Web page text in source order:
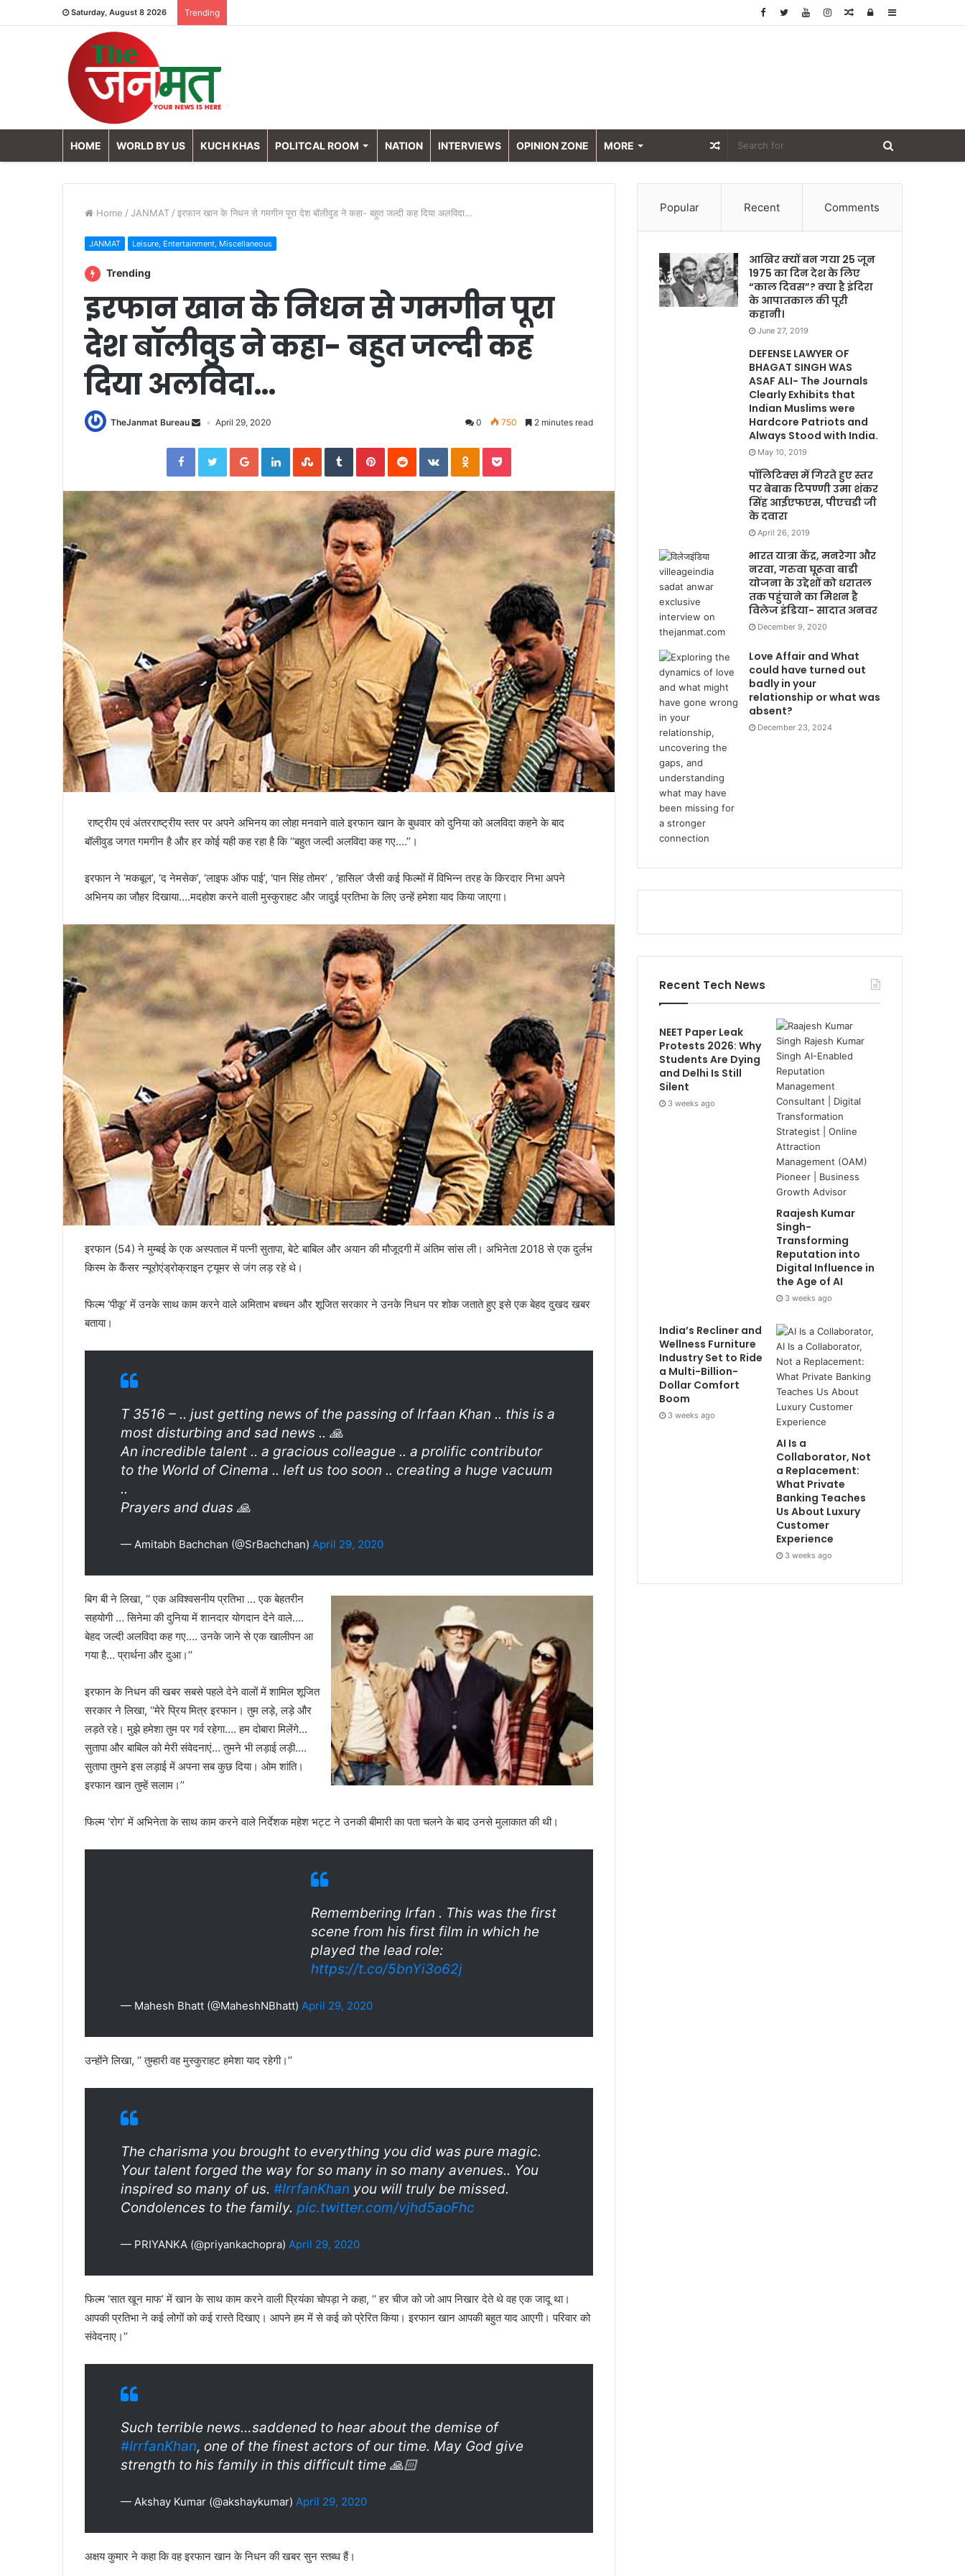
Saturday, August 8 2026 Trending Sidebar
Log
Random
HOME WORLD BY US KUCH KHAS POLITCAL ROOM NATION INTERVIEWS OPINION ZONE MORE Random
Home / JANMAT / इरफान खान के निधन से गमगीन पूरा देश बॉलीवुड ने कहा- बहुत जल्दी कह दिया अलविदा…
JANMAT Leisure, Entertainment, Miscellaneous
Trending
इरफान खान के निधन से गमगीन पूरा
देश बॉलीवुड ने कहा- बहुत जल्दी कह
दिया अलविदा…
TheJanmat Bureau April 29, 2020 0 750 2 minutes read
FacebookTwitterGoogle+LinkedInStumbleUpon
TumblrPinterestReddit VKontakteOdnoklassniki
Pocket
राष्ट्रीय एवं अंतरराष्ट्रीय स्तर पर अपने अभिनय का लोहा मनवाने वाले इरफान खान के बुधवार को दुनिया को अलविदा कहने के बाद
बॉलीवुड जगत गमगीन है और हर कोई यही कह रहा है कि ‘‘बहुत जल्दी अलविदा कह गए….’’।
इरफान ने ‘मकबूल’, ‘द नेमसेक’, ‘लाइफ ऑफ पाई’, ‘पान सिंह तोमर’ , ‘हासिल’ जैसी कई फिल्मों में विभिन्न तरह के किरदार निभा अपने
अभिनय का जौहर दिखाया….मदहोश करने वाली मुस्कुराहट और जादुई प्रतिभा के लिए उन्हें हमेशा याद किया जाएगा।
इरफान (54) ने मुम्बई के एक अस्पताल में पत्नी सुतापा, बेटे बाबिल और अयान की मौजूदगी में अंतिम सांस ली। अभिनेता 2018 से एक दुर्लभ
किस्म के कैंसर न्यूरोएंड्रोक्राइन ट्यूमर से जंग लड़ रहे थे।
फिल्म ‘पीकू’ में उनके साथ काम करने वाले अमिताभ बच्चन और शूजित सरकार ने उनके निधन पर शोक जताते हुए इसे एक बेहद दुखद खबर
बताया।
T 3516 – .. just getting news of the passing of Irfaan Khan .. this is a
most disturbing and sad news .. 🙏
An incredible talent .. a gracious colleague .. a prolific contributor
to the World of Cinema .. left us too soon .. creating a huge vacuum
..
Prayers and duas 🙏
— Amitabh Bachchan (@SrBachchan) April 29, 2020
बिग बी ने लिखा, ‘‘ एक अविश्वसनीय प्रतिभा … एक बेहतरीन
सहयोगी … सिनेमा की दुनिया में शानदार योगदान देने वाले….
बेहद जल्दी अलविदा कह गए…. उनके जाने से एक खालीपन आ
गया है… प्रार्थना और दुआ।’’
इरफान के निधन की खबर सबसे पहले देने वालों में शामिल शूजित
सरकार ने लिखा, ‘‘मेरे प्रिय मित्र इरफान। तुम लड़े, लड़े और
लड़ते रहे। मुझे हमेशा तुम पर गर्व रहेगा…. हम दोबारा मिलेंगे…
सुतापा और बाबिल को मेरी संवेदनाएं… तुमने भी लड़ाई लड़ी….
सुतापा तुमने इस लड़ाई में अपना सब कुछ दिया। ओम शांति।
इरफान खान तुम्हें सलाम।’’
फिल्म ‘रोग’ में अभिनेता के साथ काम करने वाले निर्देशक महेश भट्ट ने उनकी बीमारी का पता चलने के बाद उनसे मुलाकात की थी।
Remembering Irfan . This was the first
scene from his first film in which he
played the lead role:
https://t.co/5bnYi3o62j
— Mahesh Bhatt (@MaheshNBhatt) April 29, 2020
उन्होंने लिखा, ‘‘ तुम्हारी वह मुस्कुराहट हमेशा याद रहेगी।’’
The charisma you brought to everything you did was pure magic.
Your talent forged the way for so many in so many avenues.. You
inspired so many of us. #IrrfanKhan you will truly be missed.
Condolences to the family. pic.twitter.com/vjhd5aoFhc
— PRIYANKA (@priyankachopra) April 29, 2020
फिल्म ‘सात खून माफ’ में खान के साथ काम करने वाली प्रियंका चोपड़ा ने कहा, ‘‘ हर चीज को जो आप निखार देते थे वह एक जादू था।
आपकी प्रतिभा ने कई लोगों को कई रास्ते दिखाए। आपने हम में से कई को प्रेरित किया। इरफान खान आपकी बहुत याद आएगी। परिवार को
संवेदनाए।’’
Such terrible news…saddened to hear about the demise of
#IrrfanKhan, one of the finest actors of our time. May God give
strength to his family in this difficult time 🙏🏻
— Akshay Kumar (@akshaykumar) April 29, 2020
अक्षय कुमार ने कहा कि वह इरफान खान के निधन की खबर सुन स्तब्ध हैं।
Popular Recent Comments
आखिर क्यों बन गया 25 जून
1975 का दिन देश के लिए
“काल दिवस”? क्या है इंदिरा
के आपातकाल की पूरी
कहानी।
June 27, 2019
DEFENSE LAWYER OF
BHAGAT SINGH WAS
ASAF ALI- The Journals
Clearly Exhibits that
Indian Muslims were
Hardcore Patriots and
Always Stood with India.
May 10, 2019
पॉलिटिक्स में गिरते हुए स्तर
पर बेबाक टिपण्णी उमा शंकर
सिंह आईएफएस, पीएचडी जी
के दवारा
April 26, 2019
भारत यात्रा केंद्र, मनरेगा और
नरवा, गरुवा घूरूवा बाडी
योजना के उद्देशों को धरातल
तक पहुंचाने का मिशन है
विलेज इंडिया- सादात अनवर
December 9, 2020
Love Affair and What
could have turned out
badly in your
relationship or what was
absent?
December 23, 2024
Recent Tech News
NEET Paper Leak
Protests 2026: Why
Students Are Dying
and Delhi Is Still
Silent
3 weeks ago
Raajesh Kumar
Singh-
Transforming
Reputation into
Digital Influence in
the Age of AI
3 weeks ago
India’s Recliner and
Wellness Furniture
Industry Set to Ride
a Multi-Billion-
Dollar Comfort
Boom
3 weeks ago
AI Is a
Collaborator, Not
a Replacement:
What Private
Banking Teaches
Us About Luxury
Customer
Experience
3 weeks ago